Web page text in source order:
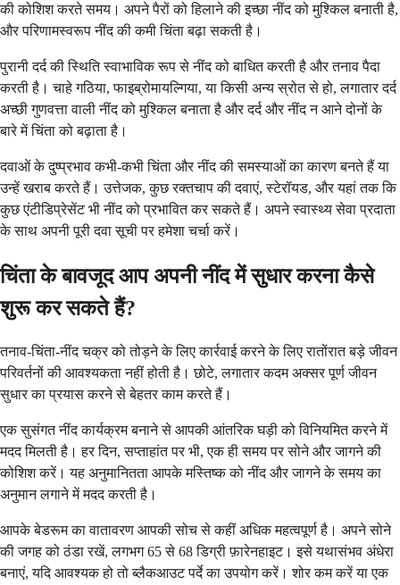
की कोशिश करते समय। अपने पैरों को हिलाने की इच्छा नींद को मुश्किल बनाती है,
और परिणामस्वरूप नींद की कमी चिंता बढ़ा सकती है।
पुरानी दर्द की स्थिति स्वाभाविक रूप से नींद को बाधित करती है और तनाव पैदा
करती है। चाहे गठिया, फाइब्रोमायल्गिया, या किसी अन्य स्रोत से हो, लगातार दर्द
अच्छी गुणवत्ता वाली नींद को मुश्किल बनाता है और दर्द और नींद न आने दोनों के
बारे में चिंता को बढ़ाता है।
दवाओं के दुष्प्रभाव कभी-कभी चिंता और नींद की समस्याओं का कारण बनते हैं या
उन्हें खराब करते हैं। उत्तेजक, कुछ रक्तचाप की दवाएं, स्टेरॉयड, और यहां तक ​​कि
कुछ एंटीडिप्रेसेंट भी नींद को प्रभावित कर सकते हैं। अपने स्वास्थ्य सेवा प्रदाता
के साथ अपनी पूरी दवा सूची पर हमेशा चर्चा करें।
चिंता के बावजूद आप अपनी नींद में सुधार करना कैसे
शुरू कर सकते हैं?
तनाव-चिंता-नींद चक्र को तोड़ने के लिए कार्रवाई करने के लिए रातोंरात बड़े जीवन
परिवर्तनों की आवश्यकता नहीं होती है। छोटे, लगातार कदम अक्सर पूर्ण जीवन
सुधार का प्रयास करने से बेहतर काम करते हैं।
एक सुसंगत नींद कार्यक्रम बनाने से आपकी आंतरिक घड़ी को विनियमित करने में
मदद मिलती है। हर दिन, सप्ताहांत पर भी, एक ही समय पर सोने और जागने की
कोशिश करें। यह अनुमानितता आपके मस्तिष्क को नींद और जागने के समय का
अनुमान लगाने में मदद करती है।
आपके बेडरूम का वातावरण आपकी सोच से कहीं अधिक महत्वपूर्ण है। अपने सोने
की जगह को ठंडा रखें, लगभग 65 से 68 डिग्री फ़ारेनहाइट। इसे यथासंभव अंधेरा
बनाएं, यदि आवश्यक हो तो ब्लैकआउट पर्दे का उपयोग करें। शोर कम करें या एक